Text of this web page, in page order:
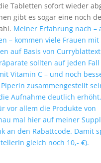
Tabletten sofort wieder
gibt es sogar eine noch
Meiner Erfahrung nach –
– kommen viele Frauen mit
auf Basis von
sollten auf jeden
Vitamin C – und noch
zusammengestellt
Aufnahme deutlich
vor allem die Produkte von
mal hier auf meiner
an den Rabattcode. Damit
gleich noch 10,- €).